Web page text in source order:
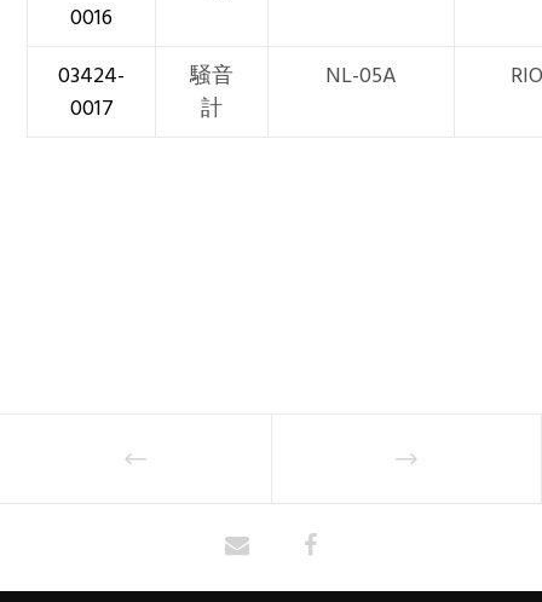
0016
03424-
0017
騒音
計
NL-05A